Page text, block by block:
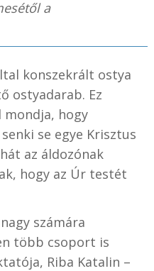
a
konszekrált ostya
ostyadarab. Ez
hogy
se egye Krisztus
az áldozónak
hogy az Úr testét
számára
több csoport is
Riba Katalin –